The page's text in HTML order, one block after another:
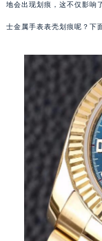
地会出现划痕，这不仅影响
士金属手表表壳划痕呢？下